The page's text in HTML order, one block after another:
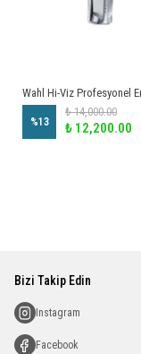
%13
₺ 14,000.00
₺ 12,200.00
Bizi Takip Edin
Instagram
Facebook